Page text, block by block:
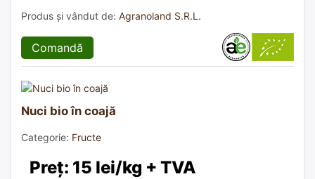
Produs și vândut de: Agranoland S.R.L.
Comandă
Nuci bio în coajă
Categorie: Fructe
Preț: 15 lei/kg + TVA